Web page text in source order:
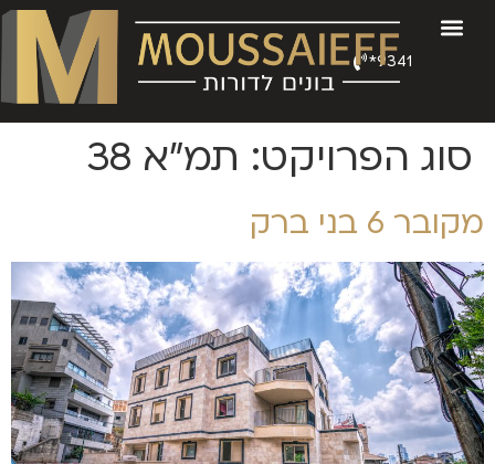
9341*
סוג הפרויקט: תמ"א 38
מקובר 6 בני ברק